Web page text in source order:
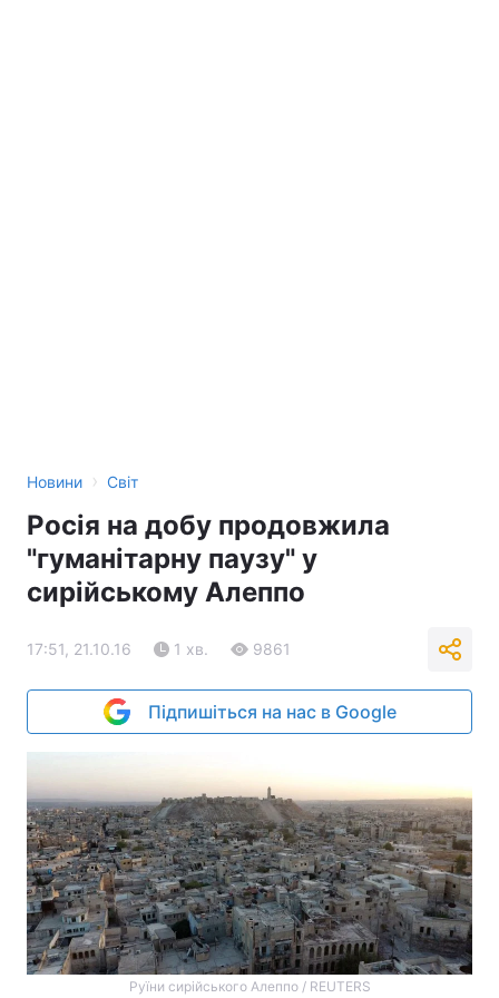
Новини › Світ
Росія на добу продовжила
"гуманітарну паузу" у
сирійському Алеппо
17:51, 21.10.16 1 хв. 9861
Підпишіться на нас в Google
Руїни сирійського Алеппо / REUTERS